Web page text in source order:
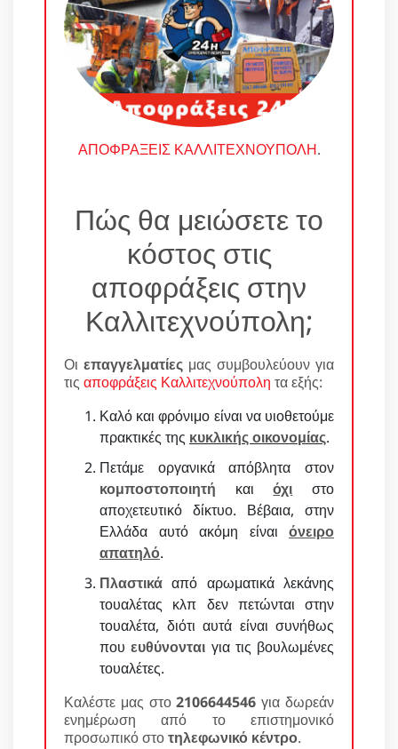
ΑΠΟΦΡΑΞΕΙΣ ΚΑΛΛΙΤΕΧΝΟΥΠΟΛΗ.
Πώς θα μειώσετε το
κόστος στις
αποφράξεις στην
Καλλιτεχνούπολη;
Οι επαγγελματίες μας συμβουλεύουν για
τις αποφράξεις Καλλιτεχνούπολη τα εξής:
Καλό και φρόνιμο είναι να υιοθετούμε
πρακτικές της κυκλικής οικονομίας.
Πετάμε οργανικά απόβλητα στον
κομποστοποιητή καιόχι στο
αποχετευτικό δίκτυο. Βέβαια, στην
Ελλάδα αυτό ακόμη είναι όνειρο
απατηλό.
Πλαστικά από αρωματικά λεκάνης
τουαλέτας κλπ δεν πετώνται στην
τουαλέτα, διότι αυτά είναι συνήθως
πουευθύνονται για τις βουλωμένες
τουαλέτες.
Καλέστε μας στο2106644546 για δωρεάν
ενημέρωση από το επιστημονικό
προσωπικό στοτηλεφωνικό κέντρο.